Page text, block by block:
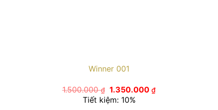
Winner 001
1.500.000₫ Giá
gốc
là:
1.350.000₫Giá
Tiết kiệm: 10%